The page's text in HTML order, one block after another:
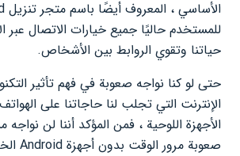
للمستخدم حاليًا جميع خيارات الاتصال عبر
حياتنا وتقوي الروابط بين الأشخاص.
حتى لو كنا نواجه صعوبة في فهم تأثير
الإنترنت التي تجلب لنا حاجاتنا على
الأجهزة اللوحية ، فمن المؤكد أننا لن
صعوبة مرور الوقت بدون أجهزة Android الخاصة بنا.